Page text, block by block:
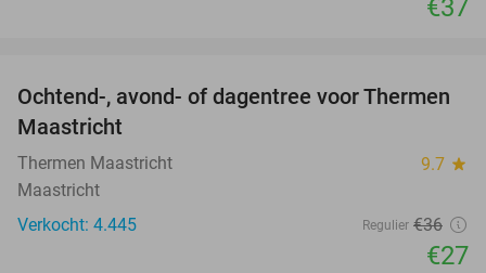
€37
25%
Ochtend-, avond- of dagentree voor Thermen
Maastricht
Thermen Maastricht 9.7 star
Maastricht
Verkocht: 4.445
Regulier €36
€27